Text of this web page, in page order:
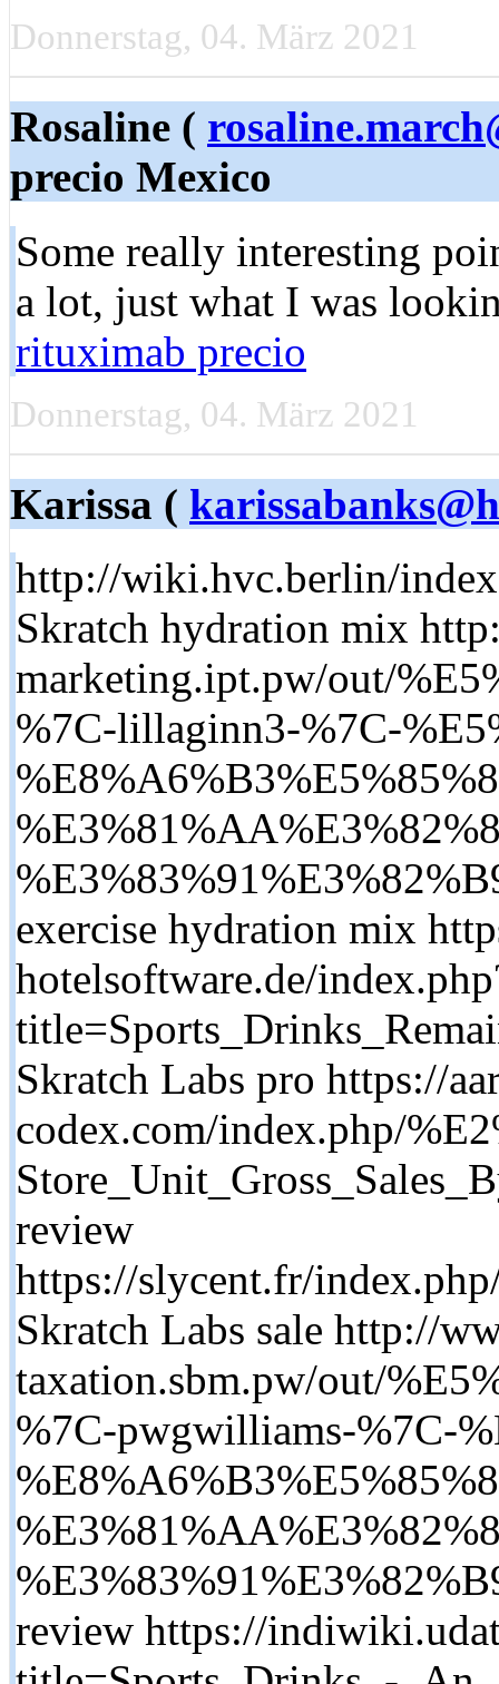
Donnerstag, 04. März 2021
Rosaline (
precio Mexico
Somе really interesting
a lot, just what I was
rituximab precio
Donnerstag, 04. März 2021
Karissa (
http://wiki.hvc.berlin/
Skratch hydration mix
marketing.ipt.pw/out/
%7C-lillaginn3-%7C-
exercise hydration mix
hotelsoftware.de/
Skratch Labs pro https://
codex.com/index.php/
review
https://slycent.fr/
Skratch Labs sale http://
taxation.sbm.pw/out/
%7C-pwgwilliams-%7C-
review https://